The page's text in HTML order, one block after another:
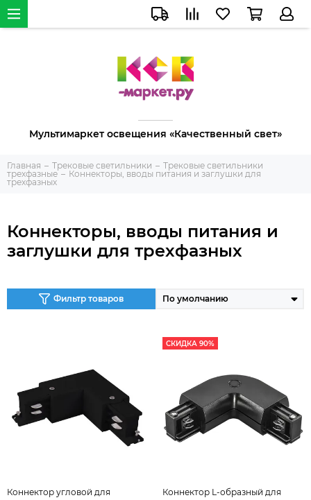
Мультимаркет освещения «Качественный свет»
Главная Трековые светильники
Трековые светильники
трехфазные
Коннекторы, вводы питания и заглушки для
трехфазных
Коннекторы, вводы питания и
заглушки для трехфазных
Фильтр товаров
Коннектор угловой для
СКИДКА 90%
Коннектор L-образный для